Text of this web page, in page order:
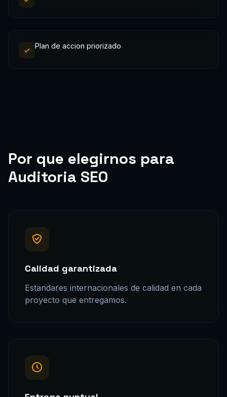
Plan de accion priorizado
Por que elegirnos para
Auditoria SEO
Calidad garantizada
Estandares internacionales de calidad en cada
proyecto que entregamos.